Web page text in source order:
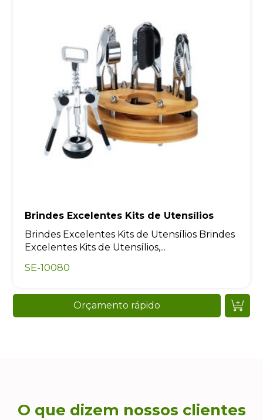
Brindes Excelentes Kits de Utensílios
Brindes Excelentes Kits de Utensílios Brindes
Excelentes Kits de Utensílios,...
SE-10080
Orçamento rápido
O que dizem nossos clientes